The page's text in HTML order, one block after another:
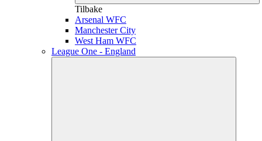
Tilbake
Arsenal WFC
Manchester City
West Ham WFC
League One - England